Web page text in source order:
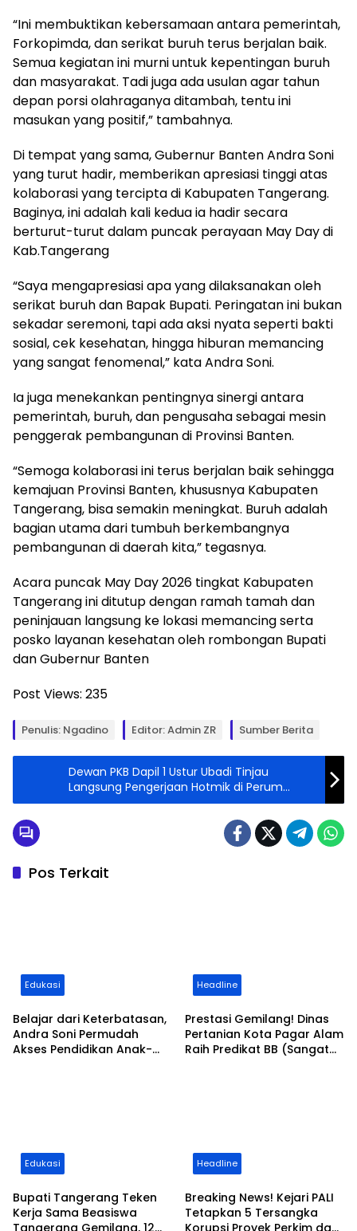
“Ini membuktikan kebersamaan antara pemerintah,
Forkopimda, dan serikat buruh terus berjalan baik.
Semua kegiatan ini murni untuk kepentingan buruh
dan masyarakat. Tadi juga ada usulan agar tahun
depan porsi olahraganya ditambah, tentu ini
masukan yang positif,” tambahnya.
Di tempat yang sama, Gubernur Banten Andra Soni
yang turut hadir, memberikan apresiasi tinggi atas
kolaborasi yang tercipta di Kabupaten Tangerang.
Baginya, ini adalah kali kedua ia hadir secara
berturut-turut dalam puncak perayaan May Day di
Kab.Tangerang
“Saya mengapresiasi apa yang dilaksanakan oleh
serikat buruh dan Bapak Bupati. Peringatan ini bukan
sekadar seremoni, tapi ada aksi nyata seperti bakti
sosial, cek kesehatan, hingga hiburan memancing
yang sangat fenomenal,” kata Andra Soni.
Ia juga menekankan pentingnya sinergi antara
pemerintah, buruh, dan pengusaha sebagai mesin
penggerak pembangunan di Provinsi Banten.
“Semoga kolaborasi ini terus berjalan baik sehingga
kemajuan Provinsi Banten, khususnya Kabupaten
Tangerang, bisa semakin meningkat. Buruh adalah
bagian utama dari tumbuh berkembangnya
pembangunan di daerah kita,” tegasnya.
Acara puncak May Day 2026 tingkat Kabupaten
Tangerang ini ditutup dengan ramah tamah dan
peninjauan langsung ke lokasi memancing serta
posko layanan kesehatan oleh rombongan Bupati
dan Gubernur Banten
Post Views: 235
Penulis: Ngadino Editor: Admin ZR Sumber Berita
Dewan PKB Dapil 1 Ustur Ubadi Tinjau
Langsung Pengerjaan Hotmik di Perum
Batara RW 10 Desa Pasanggrhan
Pos Terkait
Edukasi
Belajar dari Keterbatasan,
Andra Soni Permudah
Akses Pendidikan Anak-
Headline
Prestasi Gemilang! Dinas
Pertanian Kota Pagar Alam
Raih Predikat BB (Sangat
Edukasi
Bupati Tangerang Teken
Kerja Sama Beasiswa
Headline
Breaking News! Kejari PALI
Tetapkan 5 Tersangka